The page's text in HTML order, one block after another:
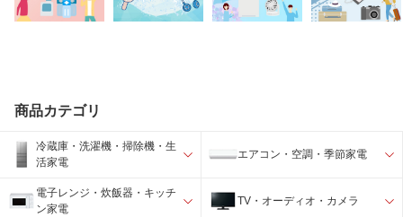
商品カテゴリ
冷蔵庫・洗濯機・掃除機・生
活家電
エアコン・空調・季節家電
電子レンジ・炊飯器・キッチ
ン家電
TV・オーディオ・カメラ